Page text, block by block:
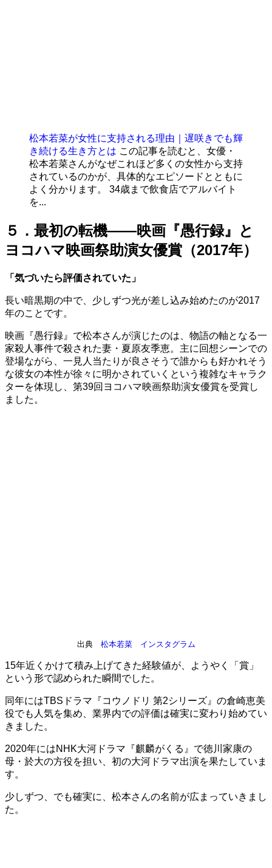
松本若菜が女性に支持される理由｜遅咲きでも輝
き続ける生き方とは この記事を読むと、女優・
松本若菜さんがなぜこれほど多くの女性から支持
されているのかが、具体的なエピソードとともに
よく分かります。 34歳まで飲食店でアルバイト
を...
５．最初の転機——映画『愚行録』と
ヨコハマ映画祭助演女優賞（2017年）
「気づいたら評価されていた」
長い暗黒期の中で、少しずつ光が差し込み始めたのが2017
年のことです。
映画『愚行録』で松本さんが演じたのは、物語の軸となる一
家殺人事件で殺された妻・夏原友季恵。主に回想シーンでの
登場ながら、一見人当たりが良さそうで誰からも好かれそう
な彼女の本性が徐々に明かされていくという複雑なキャラク
ターを体現し、第39回ヨコハマ映画祭助演女優賞を受賞し
ました。
出典 松本若菜 インスタグラム
15年近くかけて積み上げてきた経験値が、ようやく「賞」
という形で認められた瞬間でした。
同年にはTBSドラマ『コウノドリ 第2シリーズ』の倉崎恵美
役でも人気を集め、業界内での評価は確実に変わり始めてい
きました。
2020年にはNHK大河ドラマ『麒麟がくる』で徳川家康の
母・於大の方役を担い、初の大河ドラマ出演を果たしていま
す。
少しずつ、でも確実に、松本さんの名前が広まっていきまし
た。